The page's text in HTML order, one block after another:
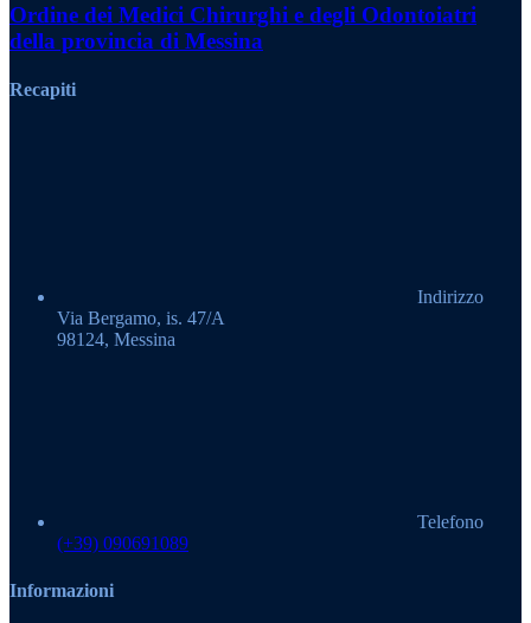
Ordine dei Medici Chirurghi e degli Odontoiatri
della provincia di Messina
Recapiti
Indirizzo
Via Bergamo, is. 47/A
98124, Messina
Telefono
(+39) 090691089
Informazioni